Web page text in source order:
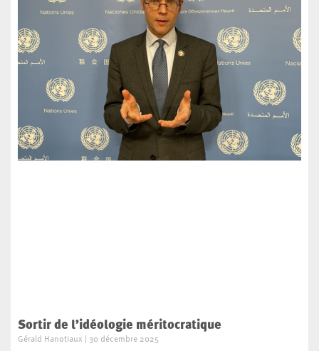
Sortir de l’idéologie méritocratique
Gérald Hanotiaux 30 décembre 2025